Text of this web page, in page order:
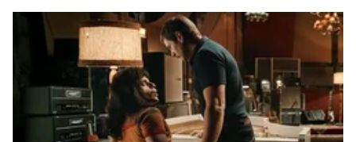
Petrol-Diesel Price Today :
पेट्रोल-डिझेलचे दर आजही स्थिर;
दिल्ली-मुंबईसह प्रमुख शहरातील
इंधनाच्या किंमती घ्या जाणून
Rain Update : महाराष्ट्रासह
देशातील अनेक राज्यांत मुसळधार
पावसाचा इशारा; IMD चा अलर्ट